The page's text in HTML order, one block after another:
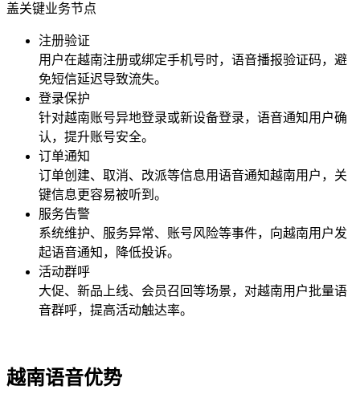
盖关键业务节点
注册验证
用户在越南注册或绑定手机号时，语音播报验证码，避
免短信延迟导致流失。
登录保护
针对越南账号异地登录或新设备登录，语音通知用户确
认，提升账号安全。
订单通知
订单创建、取消、改派等信息用语音通知越南用户，关
键信息更容易被听到。
服务告警
系统维护、服务异常、账号风险等事件，向越南用户发
起语音通知，降低投诉。
活动群呼
大促、新品上线、会员召回等场景，对越南用户批量语
音群呼，提高活动触达率。
越南语音优势